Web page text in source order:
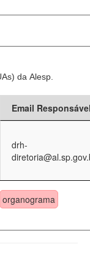
da Alesp.
Email
drh-
organograma